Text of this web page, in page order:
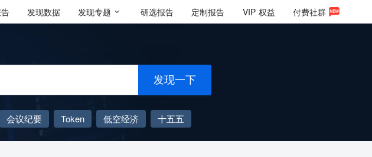
发现数据 发现专题 研选报告 定制报告 VIP 权益 付费社群
发现一下
会议纪要 Token 低空经济
十五五